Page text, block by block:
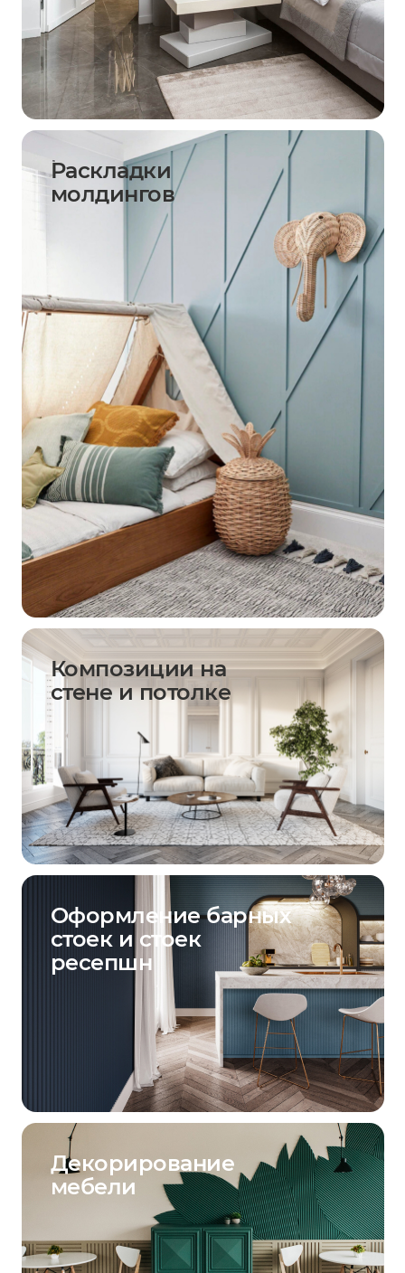
Раскладки
молдингов
Композиции на
стене и потолке
Оформление барных
стоек и стоек
ресепшн
Декорирование
мебели